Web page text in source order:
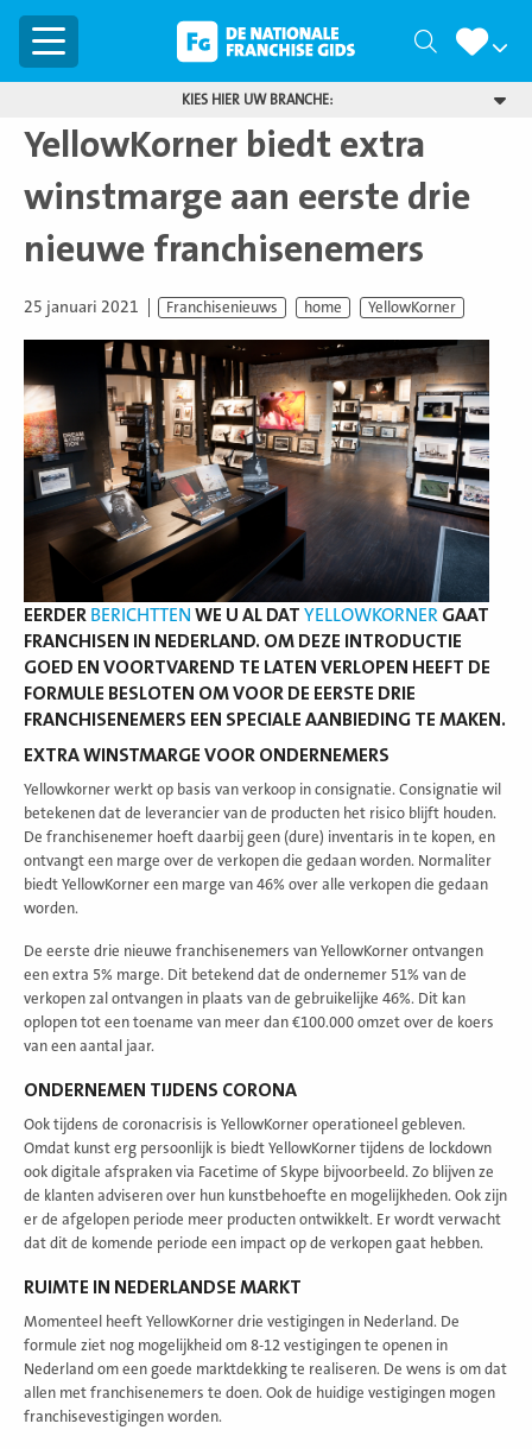
Menu Zoeken
KIES HIER UW BRANCHE:
YellowKorner biedt extra
winstmarge aan eerste drie
nieuwe franchisenemers
25 januari 2021 Franchisenieuws home YellowKorner
EERDER BERICHTTEN WE U AL DAT YELLOWKORNER GAAT
FRANCHISEN IN NEDERLAND. OM DEZE INTRODUCTIE
GOED EN VOORTVAREND TE LATEN VERLOPEN HEEFT DE
FORMULE BESLOTEN OM VOOR DE EERSTE DRIE
FRANCHISENEMERS EEN SPECIALE AANBIEDING TE MAKEN.
EXTRA WINSTMARGE VOOR ONDERNEMERS
Yellowkorner werkt op basis van verkoop in consignatie. Consignatie wil
betekenen dat de leverancier van de producten het risico blijft houden.
De franchisenemer hoeft daarbij geen (dure) inventaris in te kopen, en
ontvangt een marge over de verkopen die gedaan worden. Normaliter
biedt YellowKorner een marge van 46% over alle verkopen die gedaan
worden.
De eerste drie nieuwe franchisenemers van YellowKorner ontvangen
een extra 5% marge. Dit betekend dat de ondernemer 51% van de
verkopen zal ontvangen in plaats van de gebruikelijke 46%. Dit kan
oplopen tot een toename van meer dan €100.000 omzet over de koers
van een aantal jaar.
ONDERNEMEN TIJDENS CORONA
Ook tijdens de coronacrisis is YellowKorner operationeel gebleven.
Omdat kunst erg persoonlijk is biedt YellowKorner tijdens de lockdown
ook digitale afspraken via Facetime of Skype bijvoorbeeld. Zo blijven ze
de klanten adviseren over hun kunstbehoefte en mogelijkheden. Ook zijn
er de afgelopen periode meer producten ontwikkelt. Er wordt verwacht
dat dit de komende periode een impact op de verkopen gaat hebben.
RUIMTE IN NEDERLANDSE MARKT
Momenteel heeft YellowKorner drie vestigingen in Nederland. De
formule ziet nog mogelijkheid om 8-12 vestigingen te openen in
Nederland om een goede marktdekking te realiseren. De wens is om dat
allen met franchisenemers te doen. Ook de huidige vestigingen mogen
franchisevestigingen worden.